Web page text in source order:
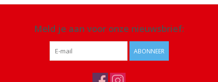
Meld je aan voor onze nieuwsbrief:
ABONNEER